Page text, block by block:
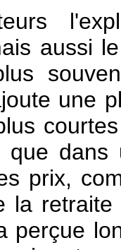
aussi
une
que
prix,
la
perçue